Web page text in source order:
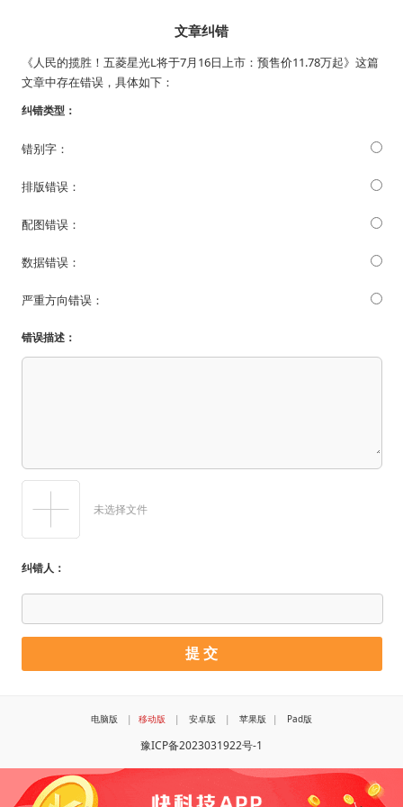
文章纠错
《人民的揽胜！五菱星光L将于7月16日上市：预售价11.78万起》这篇
文章中存在错误，具体如下：
纠错类型：
错别字：
排版错误：
配图错误：
数据错误：
严重方向错误：
错误描述：
未选择文件
纠错人：
电脑版 | 移动版 | 安卓版 | 苹果版 | Pad版
豫ICP备2023031922号-1